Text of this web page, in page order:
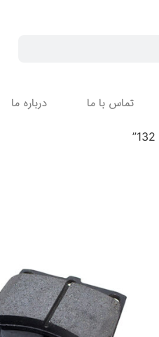
تماس با ما درباره ما